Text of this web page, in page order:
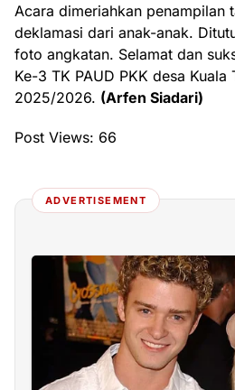
Acara dimeriahkan penampilan
deklamasi dari anak-anak.
foto angkatan. Selamat dan
Ke-3 TK PAUD PKK desa Kuala
2025/2026. (Arfen Siadari)
Post Views: 66
ADVERTISEMENT